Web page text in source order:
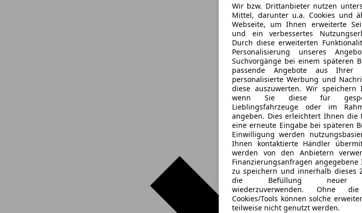
Wir bzw. Drittanbieter nutzen
Mittel, darunter u.a. Cookies und
Webseite, um Ihnen erweiterte
und ein verbessertes
Durch diese erweiterten
Personalisierung unseres
Suchvorgänge bei einem späteren
passende Angebote aus Ihrer
personalisierte Werbung und
diese auszuwerten. Wir speichern
wenn Sie diese für
Lieblingsfahrzeuge oder im
angeben. Dies erleichtert Ihnen die
eine erneute Eingabe bei späteren
Einwilligung werden
Ihnen kontaktierte Händler
werden von den Anbietern
Finanzierungsanfragen
zu speichern und innerhalb dieses
die Befüllung neuer
wiederzuverwenden. Ohne
Cookies/Tools können solche
teilweise nicht genutzt werden.